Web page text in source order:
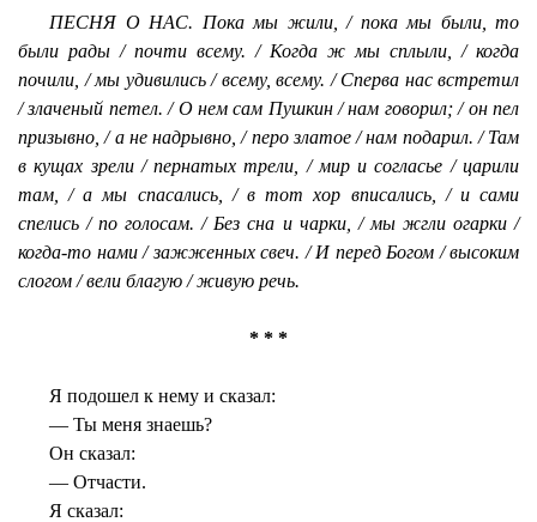
ПЕСНЯ О НАС. Пока мы жили, / пока мы были, то
были рады / почти всему. / Когда ж мы сплыли, / когда
почили, / мы удивились / всему, всему. / Сперва нас встретил
/ злаченый петел. / О нем сам Пушкин / нам говорил; / он пел
призывно, / а не надрывно, / перо златое / нам подарил. / Там
в кущах зрели / пернатых трели, / мир и согласье / царили
там, / а мы спасались, / в тот хор вписались, / и сами
спелись / по голосам. / Без сна и чарки, / мы жгли огарки /
когда-то нами / зажженных свеч. / И перед Богом / высоким
слогом / вели благую / живую речь.
* * *
Я подошел к нему и сказал:
— Ты меня знаешь?
Он сказал:
— Отчасти.
Я сказал: